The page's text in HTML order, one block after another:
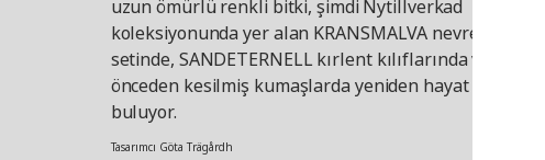
uzun ömürlü renkli bitki, şimdi Nytillverkad
koleksiyonunda yer alan KRANSMALVA nevresim
setinde, SANDETERNELL kırlent kılıflarında ve
önceden kesilmiş kumaşlarda yeniden hayat
buluyor.
Tasarımcı Göta Trägårdh